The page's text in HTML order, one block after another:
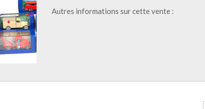
Autres informations sur cette vente :